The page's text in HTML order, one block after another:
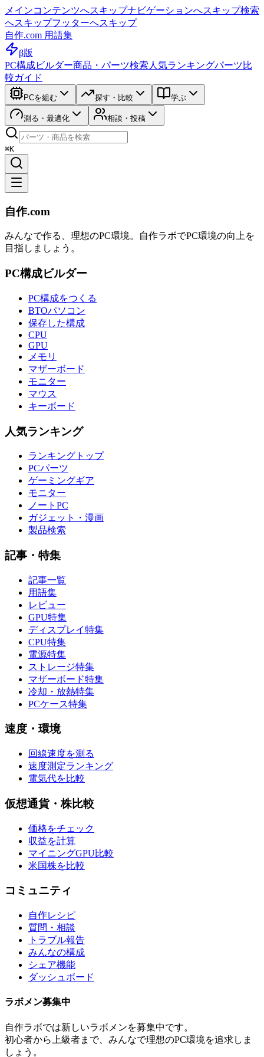
メインコンテンツへスキップナビゲーションへスキップ検索
へスキップフッターへスキップ
自作.com 用語集
β版
PC構成ビルダー商品・パーツ検索 人気ランキングパーツ比
較ガイド
PCを組む 探す・比較 学ぶ
測る・最適化 相談・投稿
⌘K
自作.com
みんなで作る、理想のPC環境。 自作ラボでPC環境の向上を
目指しましょう。
PC構成ビルダー
PC構成をつくる
BTOパソコン
保存した構成
CPU
GPU
メモリ
マザーボード
モニター
マウス
キーボード
人気ランキング
ランキングトップ
PCパーツ
ゲーミングギア
モニター
ノートPC
ガジェット・漫画
製品検索
記事・特集
記事一覧
用語集
レビュー
GPU特集
ディスプレイ特集
CPU特集
電源特集
ストレージ特集
マザーボード特集
冷却・放熱特集
PCケース特集
速度・環境
回線速度を測る
速度測定ランキング
電気代を比較
仮想通貨・株比較
価格をチェック
収益を計算
マイニングGPU比較
米国株を比較
コミュニティ
自作レシピ
質問・相談
トラブル報告
みんなの構成
シェア機能
ダッシュボード
ラボメン募集中
自作ラボでは新しいラボメンを募集中です。
初心者から上級者まで、みんなで理想のPC環境を追求しま
しょう。